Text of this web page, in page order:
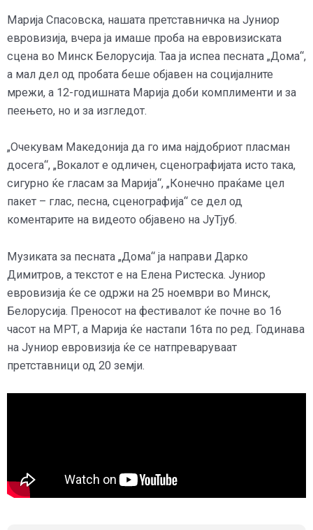
Марија Спасовска, нашата претставничка на Јуниор
евровизија, вчера ја имаше проба на евровизиската
сцена во Минск Белорусија. Таа ја испеа песната „Дома“,
а мал дел од пробата беше објавен на социјалните
мрежи, а 12-годишната Марија доби комплименти и за
пеењето, но и за изгледот.
„Очекувам Македонија да го има најдобриот пласман
досега“, „Вокалот е одличен, сценографијата исто така,
сигурно ќе гласам за Марија“, „Конечно праќаме цел
пакет – глас, песна, сценографија“ се дел од
коментарите на видеото објавено на ЈуТјуб.
Музиката за песната „Дома“ ја направи Дарко
Димитров, а текстот е на Елена Ристеска. Јуниор
евровизија ќе се одржи на 25 ноември во Минск,
Белорусија. Преносот на фестивалот ќе почне во 16
часот на МРТ, а Марија ќе настапи 16та по ред. Годинава
на Јуниор евровизија ќе се натпреваруваат
претставници од 20 земји.